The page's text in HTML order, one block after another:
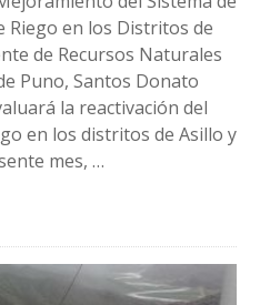
Riego en los Distritos de
de Recursos Naturales
Puno, Santos Donato
la reactivación del
en los distritos de Asillo y
mes, …